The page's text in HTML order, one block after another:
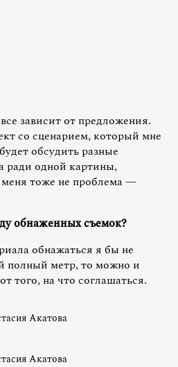
зависит от предложения.
со сценарием, который мне
обсудить разные
ради одной картины,
тоже не проблема —
обнаженных съемок?
обнажаться я бы не
полный метр, то можно и
того, на что соглашаться.
Акатова
Акатова